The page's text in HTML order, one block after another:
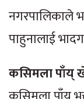
नगरपालिकाले
पाहुनालाई
कसिमला पाँय्